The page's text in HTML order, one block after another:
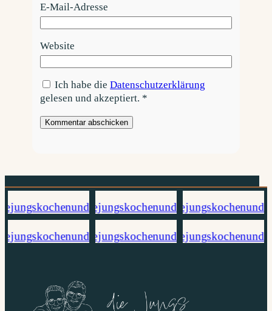
E-Mail-Adresse
Website
Ich habe dieDatenschutzerklärung
gelesen und akzeptiert. *